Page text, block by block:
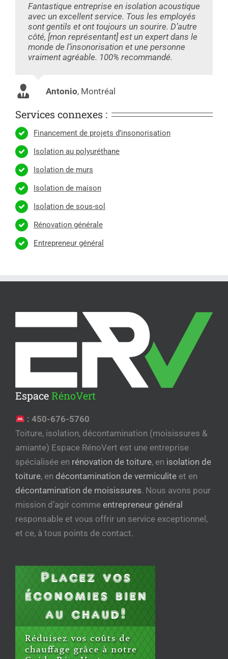
Fantastique entreprise en isolation acoustique
avec un excellent service. Tous les employés
sont gentils et ont toujours un sourire. D’autre
côté, [mon représentant] est un expert dans le
monde de l’insonorisation et une personne
vraiment agréable. 100% recommandé.
Antonio, Montréal
Services connexes :
Financement de projets d’insonorisation
Isolation au polyuréthane
Isolation de murs
Isolation de maison
Isolation de sous-sol
Rénovation générale
Entrepreneur général
EspaceRénoVert
:450-676-5760
Toiture, isolation, décontamination (moisissures &
amiante) Espace RénoVert est une entreprise
spécialisée en rénovation de toiture, en isolation de
toiture, en décontamination de vermiculite et en
décontamination de moisissures. Nous avons pour
mission d’agir comme entrepreneur général
responsable et vous offrir un service exceptionnel,
et ce, à tous points de contact.